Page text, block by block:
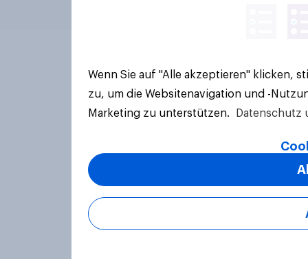
Wenn Sie auf "Alle akzeptieren" klicken,
zu, um die Websitenavigation und -
Marketing zu unterstützen.
Datenschutz